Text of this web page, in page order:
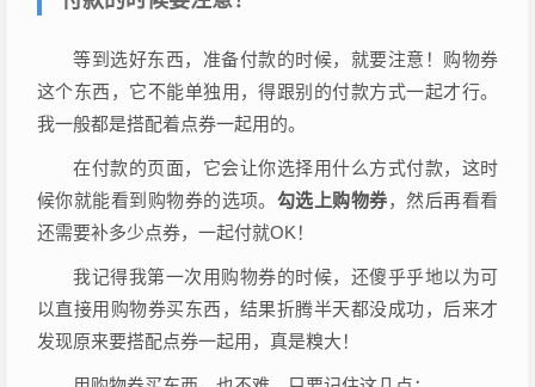
等到选好东西，准备付款的时候，就要注意！购物券
这个东西，它不能单独用，得跟别的付款方式一起才行。
我一般都是搭配着点券一起用的。
在付款的页面，它会让你选择用什么方式付款，这时
候你就能看到购物券的选项。 勾选上购物券，然后再看看
还需要补多少点券，一起付就OK！
我记得我第一次用购物券的时候，还傻乎乎地以为可
以直接用购物券买东西，结果折腾半天都没成功，后来才
发现原来要搭配点券一起用，真是糗大！